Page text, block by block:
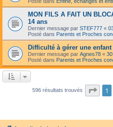
MON FILS A FAIT UN
14 ans
Dernier message par STEF777 «
Posté dans Parents et Proches
Difficulté à gérer une
Dernier message par Agnes78 «
Posté dans Parents et Proches
596 résultats trouvés Page
1